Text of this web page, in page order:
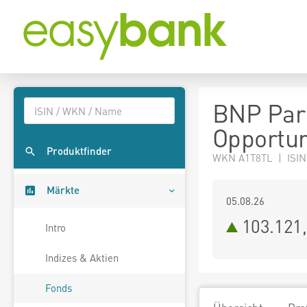
Produktfinder
Märkte
Intro
Indizes & Aktien
Fonds
BNP
WKN A1T8TL |
05.08.26